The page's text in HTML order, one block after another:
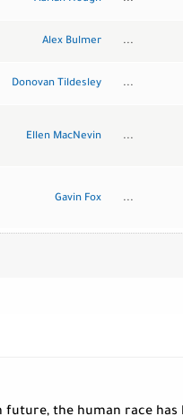
Alex Bulmer ...
Donovan Tildesley ...
Ellen MacNevin ...
Gavin Fox ...
future, the human race has